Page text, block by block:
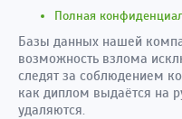
Полная
Базы данных нашей
возможность взлома
следят за соблюдением
как диплом выдаётся на
удаляются.